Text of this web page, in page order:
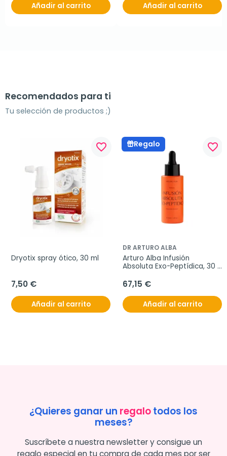
Añadir al carrito Añadir al carrito
Recomendados para ti
Tu selección de productos ;)
favorite_border
Dryotix spray ótico, 30 ml
7,50 €
Añadir al carrito
Regalo favorite_border
DR ARTURO ALBA
Arturo Alba Infusión
Absoluta Exo-Peptídica, 30
67,15 €
Añadir al carrito
¿Quieres ganar un regalotodos los
meses?
Suscríbete a nuestra newsletter y consigue un
regalo especial en tu compra de cada mes por ser